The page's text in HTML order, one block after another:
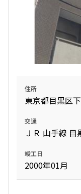
検
住所
東京都目黒区
交通
ＪＲ 山手線 目
竣工日
2000年01月